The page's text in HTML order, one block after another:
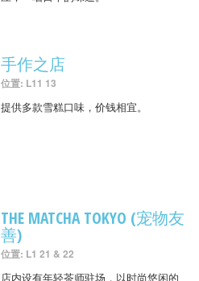
手作之店
位置: L11 13
提供多款雪糕口味，价钱相宜。
THE MATCHA TOKYO (宠物友
善)
位置: L1 21 & 22
店内设有年轻茶师驻场，以时尚悠闲的